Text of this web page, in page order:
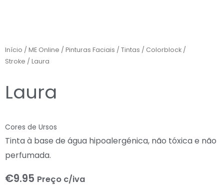
Início / ME Online / Pinturas Faciais / Tintas / Colorblock /
Stroke / Laura
Laura
Cores de Ursos
Tinta à base de água hipoalergénica, não tóxica e não
perfumada.
€9.95 Preço c/iva